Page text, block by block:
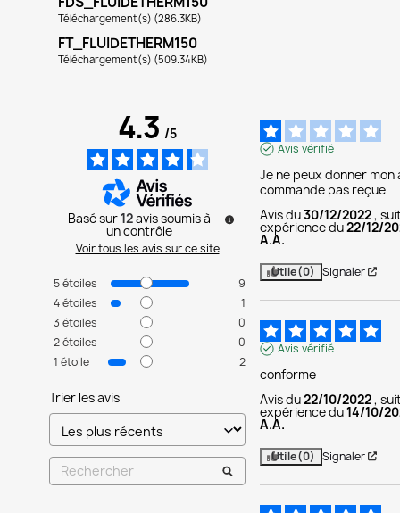
Téléchargement(s) (286.3KB)
FT_FLUIDETHERM150
Téléchargement(s) (509.34KB)
4.3/5
Basé sur12avis soumis à
un contrôle
Voir tous les avis sur ce site
5étoiles
9
4étoiles
1
3 étoiles
0
2étoiles
0
1 étoile 2
Trier les avis
Avis vérifié
Je ne peux donner mon
commande pas reçue
Avis du30/12/2022 ,
expérience du22/12/
A.A.
Utile(0) Signaler
Avis vérifié
conforme
Avis du22/10/2022 ,
expérience du14/10/
A.A.
Utile(0) Signaler